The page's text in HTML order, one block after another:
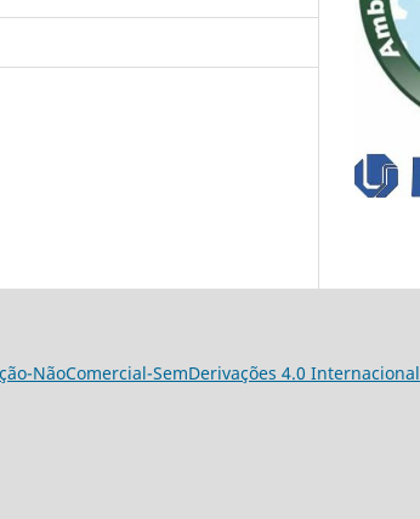
NãoComercial-SemDerivações 4.0 Internacional